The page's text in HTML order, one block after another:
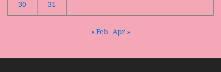
30
31
« Feb Apr »